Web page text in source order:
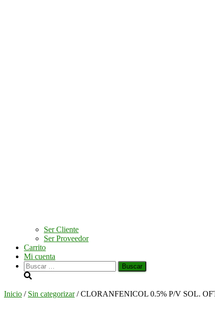
Ser Cliente
Ser Proveedor
Carrito
Mi cuenta
Buscar:
Inicio / Sin categorizar/ CLORANFENICOL 0.5% P/V SOL.